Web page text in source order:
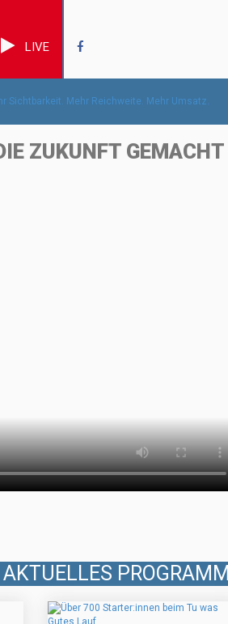
LIVE
ZUKUNFT GEMACHT
AKTUELLES PROGRAMM